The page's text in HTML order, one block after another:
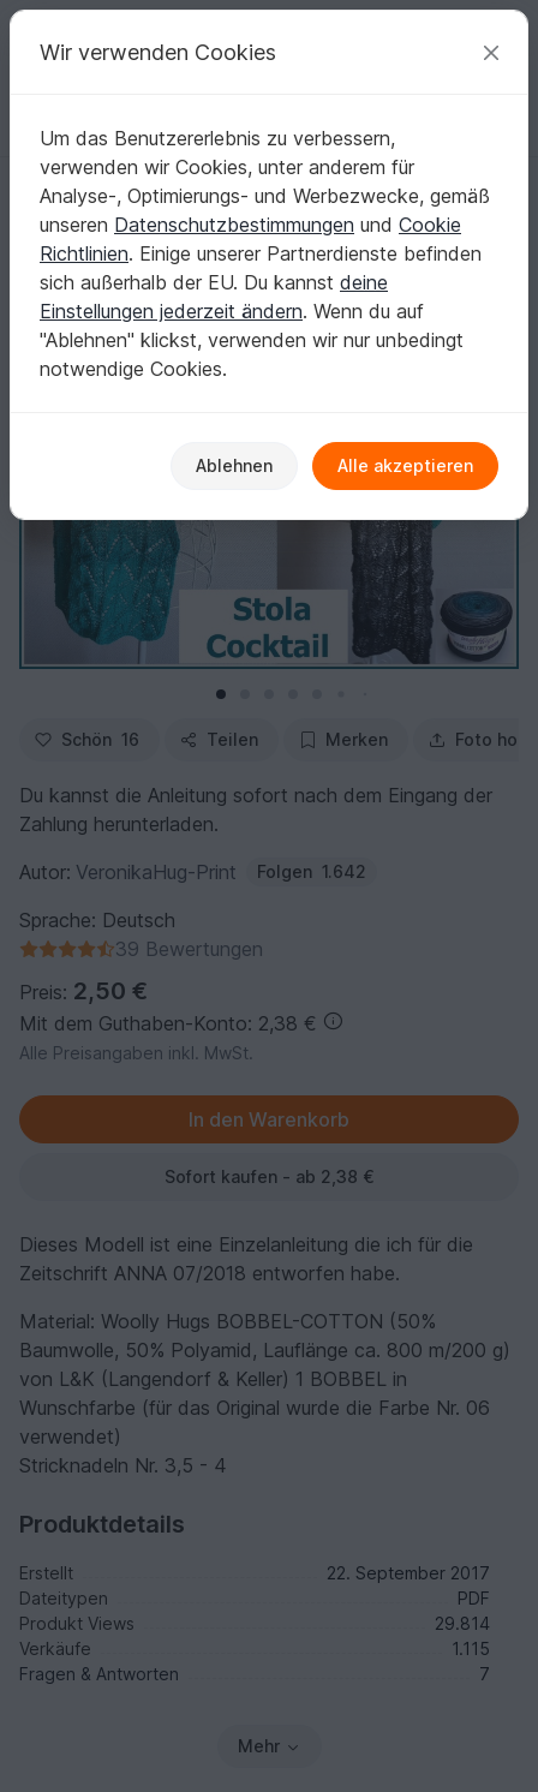
Deine kreativen Ideen
Deutsch | € (EUR) einloggen Kostenlos registrieren
Startseite Stricken Schals Weitere Schals
Stola "Cocktail " stricken mit 1 Woolly Hugs - BOBBEL
Stola "Cocktail " stricken mit 1 Woolly Hugs -
BOBBEL
Schön 16 Teilen Merken Foto
Du kannst die Anleitung sofort nach dem Eingang der
Zahlung herunterladen.
Autor: VeronikaHug-Print Folgen 1.642
Sprache: Deutsch
39 Bewertungen
Preis: 2,50 €
Mit dem Guthaben-Konto: 2,38 €
Alle Preisangaben inkl. MwSt.
Sofort kaufen - ab 2,38 €
Dieses Modell ist eine Einzelanleitung die ich für die
Zeitschrift ANNA 07/2018 entworfen habe.
Material: Woolly Hugs BOBBEL-COTTON (50%
Baumwolle, 50% Polyamid, Lauflänge ca. 800 m/200 g)
von L&K (Langendorf & Keller) 1 BOBBEL in
Wunschfarbe (für das Original wurde die Farbe Nr. 06
verwendet)
Stricknadeln Nr. 3,5 - 4
Produktdetails
Erstellt
22. September 2017
Dateitypen
PDF
Produkt Views
29.814
Verkäufe
1.115
Fragen & Antworten
7
Mehr
Wir verwenden Cookies
Um das Benutzererlebnis zu verbessern,
verwenden wir Cookies, unter anderem für
Analyse-, Optimierungs- und Werbezwecke, gemäß
unseren Datenschutzbestimmungen und Cookie
Richtlinien. Einige unserer Partnerdienste befinden
sich außerhalb der EU. Du kannst deine
Einstellungen jederzeit ändern. Wenn du auf
"Ablehnen" klickst, verwenden wir nur unbedingt
notwendige Cookies.
Ablehnen Alle akzeptieren